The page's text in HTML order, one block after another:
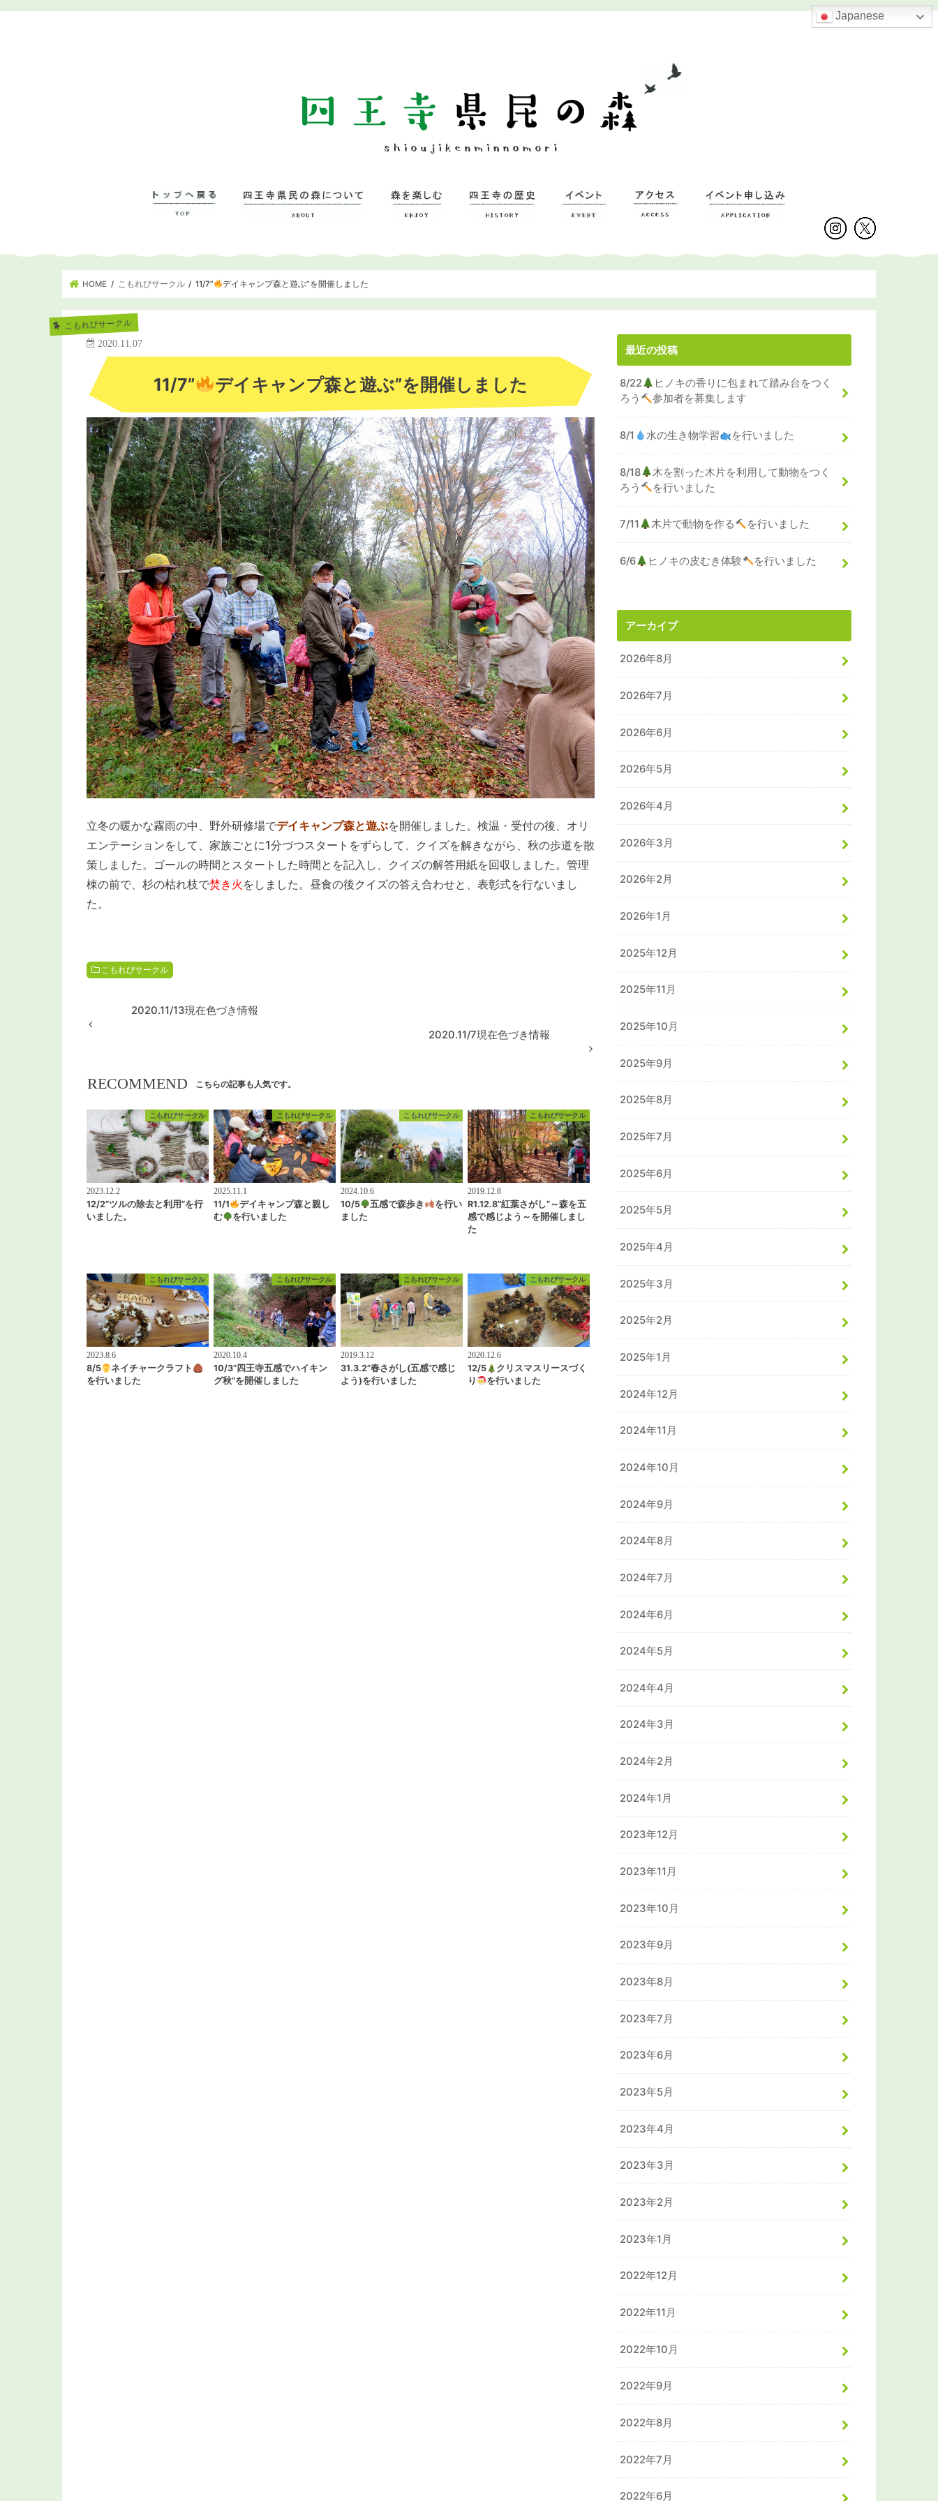
Japanese
四王寺県民の森について
– 管理事務所･学習研修館
– ワンヘルスの森ミュージアム
HOME こもれびサークル 11/7” デイキャンプ森と遊ぶ”を開催しました
こもれびサークル
2020.11.07
11/7” デイキャンプ森と遊ぶ”を開催しました
立冬の暖かな霧雨の中、野外研修場でデイキャンプ森と遊ぶを開催しました。検温・受付の後、オリ
エンテーションをして、家族ごとに1分づつスタートをずらして、クイズを解きながら、秋の歩道を散
策しました。ゴールの時間とスタートした時間とを記入し、クイズの解答用紙を回収しました。管理
棟の前で、杉の枯れ枝で焚き火 をしました。昼食の後クイズの答え合わせと、表彰式を行ないまし
た。
こもれびサークル
2020.11/13現在色づき情報
2020.11/7現在色づき情報
RECOMMEND こちらの記事も人気です。
こもれびサークル
2023.12.2
12/2”ツルの除去と利用”を行
いました。
こもれびサークル
2025.11.1
11/1
デイキャンプ森と親し
む
を行いました
こもれびサークル
2024.10.6
10/5 五感で森歩き
を行い
ました
こもれびサークル
2019.12.8
R1.12.8”紅葉さがし”～森を五
感で感じよう～を開催しまし
た
こもれびサークル
2023.8.6
8/5
ネイチャークラフト
を行いました
こもれびサークル
2020.10.4
10/3”四王寺五感でハイキン
グ秋”を開催しました
こもれびサークル
2019.3.12
31.3.2”春さがし(五感で感じ
よう)を行いました
こもれびサークル
2020.12.6
12/5
クリスマスリースづく
り
を行いました
最近の投稿
8/22
ヒノキの香りに包まれて踏み台をつく
ろう
参加者を募集します
8/1 水の生き物学習 を行いました
8/18
木を割った木片を利用して動物をつく
ろう
を行いました
7/11 木片で動物を作る を行いました
6/6 ヒノキの皮むき体験 を行いました
アーカイブ
2026年8月
2026年7月
2026年6月
2026年5月
2026年4月
2026年3月
2026年2月
2026年1月
2025年12月
2025年11月
2025年10月
2025年9月
2025年8月
2025年7月
2025年6月
2025年5月
2025年4月
2025年3月
2025年2月
2025年1月
2024年12月
2024年11月
2024年10月
2024年9月
2024年8月
2024年7月
2024年6月
2024年5月
2024年4月
2024年3月
2024年2月
2024年1月
2023年12月
2023年11月
2023年10月
2023年9月
2023年8月
2023年7月
2023年6月
2023年5月
2023年4月
2023年3月
2023年2月
2023年1月
2022年12月
2022年11月
2022年10月
2022年9月
2022年8月
2022年7月
2022年6月